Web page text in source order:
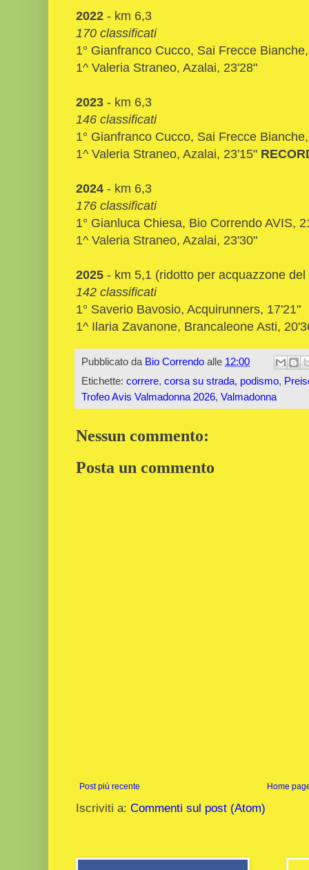
2022 - km 6,3
170 classificati
1° Gianfranco Cucco, Sai Frecce
1^ Valeria Straneo, Azalai, 23'28"
2023 - km 6,3
146 classificati
1° Gianfranco Cucco, Sai Frecce
1^ Valeria Straneo, Azalai, 23'15"
2024 - km 6,3
176 classificati
1° Gianluca Chiesa, Bio Correndo AVIS,
1^ Valeria Straneo, Azalai, 23'30"
2025 - km 5,1 (ridotto per acquazzone
142 classificati
1° Saverio Bavosio, Acquirunners, 17'21"
1^ Ilaria Zavanone, Brancaleone Asti,
Pubblicato da Bio Correndo alle 12:00
Etichette: correre, corsa su strada, podismo,
Trofeo Avis Valmadonna 2026, Valmadonna
Nessun commento:
Posta un commento
Post più recente Home
Iscriviti a: Commenti sul post (Atom)